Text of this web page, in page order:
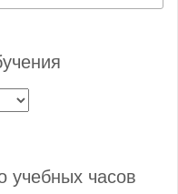
учебных часов